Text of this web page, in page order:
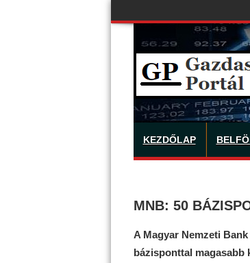
KEZDŐLAP
MNB: 50
A Magyar Nemzeti
bázisponttal magasabb